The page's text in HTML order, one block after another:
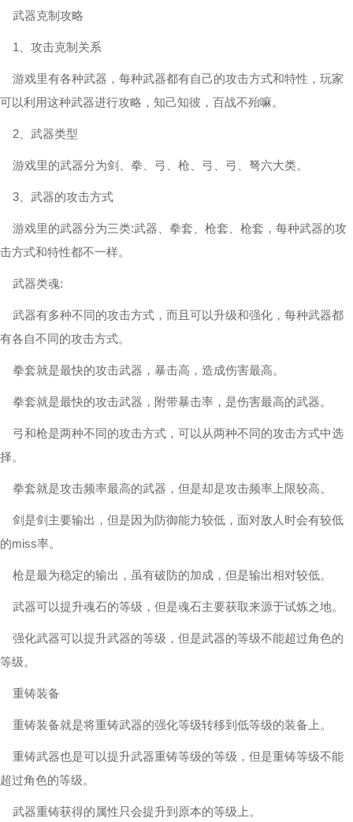
武器克制攻略
1、攻击克制关系
游戏里有各种武器，每种武器都有自己的攻击方式和特性，玩家
可以利用这种武器进行攻略，知己知彼，百战不殆嘛。
2、武器类型
游戏里的武器分为剑、拳、弓、枪、弓、弓、弩六大类。
3、武器的攻击方式
游戏里的武器分为三类:武器、拳套、枪套、枪套，每种武器的攻
击方式和特性都不一样。
武器类魂:
武器有多种不同的攻击方式，而且可以升级和强化，每种武器都
有各自不同的攻击方式。
拳套就是最快的攻击武器，暴击高，造成伤害最高。
拳套就是最快的攻击武器，附带暴击率，是伤害最高的武器。
弓和枪是两种不同的攻击方式，可以从两种不同的攻击方式中选
择。
拳套就是攻击频率最高的武器，但是却是攻击频率上限较高。
剑是剑主要输出，但是因为防御能力较低，面对敌人时会有较低
的miss率。
枪是最为稳定的输出，虽有破防的加成，但是输出相对较低。
武器可以提升魂石的等级，但是魂石主要获取来源于试炼之地。
强化武器可以提升武器的等级，但是武器的等级不能超过角色的
等级。
重铸装备
重铸装备就是将重铸武器的强化等级转移到低等级的装备上。
重铸武器也是可以提升武器重铸等级的等级，但是重铸等级不能
超过角色的等级。
武器重铸获得的属性只会提升到原本的等级上。